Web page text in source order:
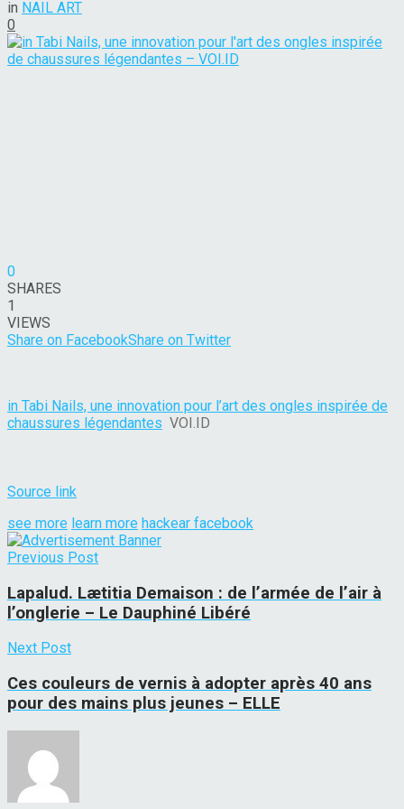
in NAIL ART
0
0
SHARES
1
VIEWS
Share on FacebookShare on Twitter
in Tabi Nails, une innovation pour l’art des ongles inspirée de
chaussures légendantes VOI.ID
Source link
see more learn more hackear facebook
Previous Post
Lapalud. Lætitia Demaison : de l’armée de l’air à
l’onglerie – Le Dauphiné Libéré
Next Post
Ces couleurs de vernis à adopter après 40 ans
pour des mains plus jeunes – ELLE